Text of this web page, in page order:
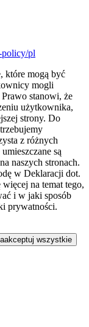
policy/pl
które mogą być
mogli
stanowi, że
użytkownika,
strony. Do
z różnych
są
naszych stronach.
w Deklaracji dot.
na temat tego,
i w jaki sposób
prywatności.
wszystkie